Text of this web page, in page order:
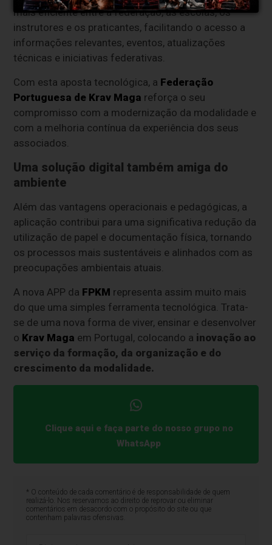
mais eficiente entre a federação, as escolas, os
instrutores e os praticantes, facilitando o acesso a
informações relevantes, eventos, atualizações
técnicas e iniciativas federativas.
Com esta aposta tecnológica, a Federação
Portuguesa de Krav Maga reforça o seu
compromisso com a modernização da modalidade e
com a melhoria contínua da experiência dos seus
associados.
Uma solução digital também amiga do
ambiente
Além das vantagens operacionais e pedagógicas, a
aplicação contribui para uma significativa redução da
utilização de papel e documentação física, tornando
os processos mais sustentáveis e alinhados com as
preocupações ambientais atuais.
A nova APP da FPKM representa assim muito mais
do que uma simples ferramenta tecnológica. Trata-
se de uma nova forma de viver, ensinar e desenvolver
o Krav Maga em Portugal, colocando a inovação ao
serviço da formação, da organização e do
crescimento da modalidade.
Clique aqui e faça parte do nosso grupo no
WhatsApp
* O conteúdo de cada comentário é de responsabilidade de quem
realizá-lo. Nos reservamos ao direito de reprovar ou eliminar
comentários em desacordo com o propósito do site ou que
contenham palavras ofensivas.